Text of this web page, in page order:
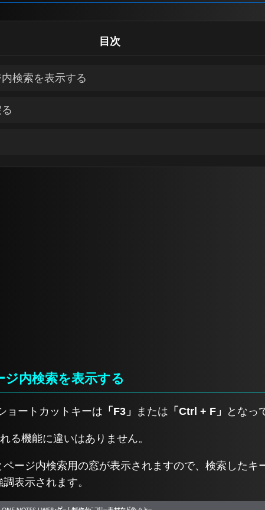
目次
検索を表示する
内検索を表示する
ョートカットキーは 「F3」 または 「Ctrl + F」 となっ
る機能に違いはありません。
ージ内検索用の窓が表示されますので、検索したキ
表示されます。